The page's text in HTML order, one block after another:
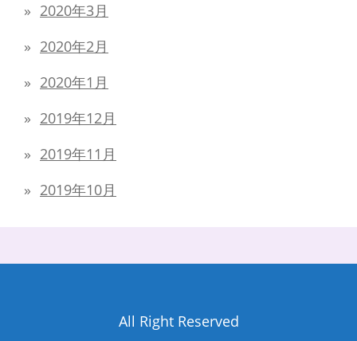
2020年3月
2020年2月
2020年1月
2019年12月
2019年11月
2019年10月
All Right Reserved